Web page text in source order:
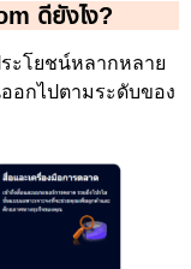
ดียังไง?
ะโยชน์หลากหลาย
อกไปตามระดับของ